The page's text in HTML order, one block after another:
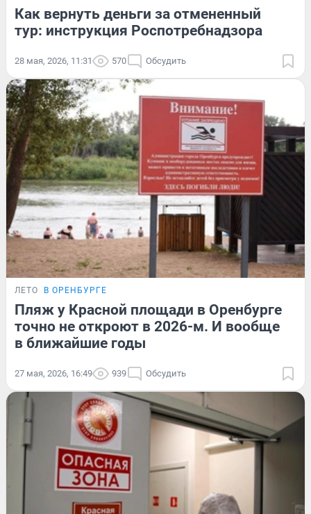
Как вернуть деньги за отмененный
тур: инструкция Роспотребнадзора
28 мая, 2026, 11:31 570 Обсудить
ЛЕТО В ОРЕНБУРГЕ
Пляж у Красной площади в Оренбурге
точно не откроют в 2026-м. И вообще
в ближайшие годы
27 мая, 2026, 16:49 939 Обсудить